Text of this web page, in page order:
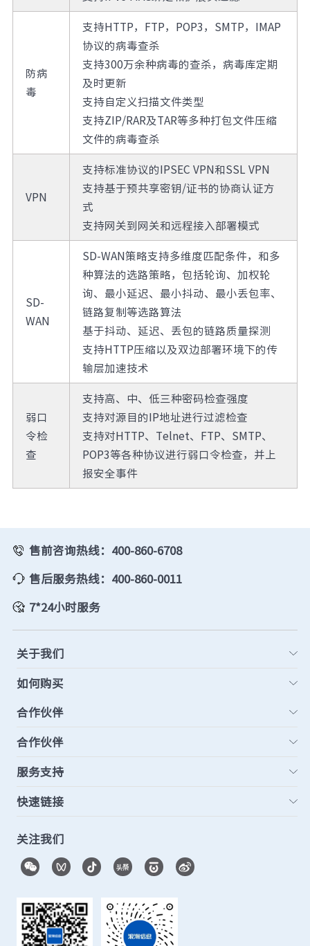
防病
毒
支持HTTP，FTP，POP3，SMTP，IMAP
协议的病毒查杀
支持300万余种病毒的查杀，病毒库定期
及时更新
支持自定义扫描文件类型
支持ZIP/RAR及TAR等多种打包文件压缩
文件的病毒查杀
VPN
支持标准协议的IPSEC VPN和SSL VPN
支持基于预共享密钥/证书的协商认证方
式
支持网关到网关和远程接入部署模式
SD-
WAN
SD-WAN策略支持多维度匹配条件，和多
种算法的选路策略，包括轮询、加权轮
询、最小延迟、最小抖动、最小丢包率、
链路复制等选路算法
基于抖动、延迟、丢包的链路质量探测
支持HTTP压缩以及双边部署环境下的传
输层加速技术
弱口
令检
查
支持高、中、低三种密码检查强度
支持对源目的IP地址进行过滤检查
支持对HTTP、Telnet、FTP、SMTP、
POP3等各种协议进行弱口令检查，并上
报安全事件
售前咨询热线：400-860-6708
售后服务热线：400-860-0011
7*24小时服务
关于我们
如何购买
合作伙伴
合作伙伴
服务支持
快速链接
关注我们